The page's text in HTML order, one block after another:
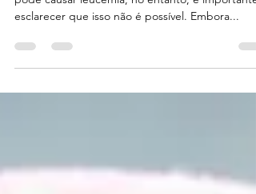
Muitas pessoas podem se perguntar se a anemia
pode causar leucemia, no entanto, é importante
esclarecer que isso não é possível. Embora...